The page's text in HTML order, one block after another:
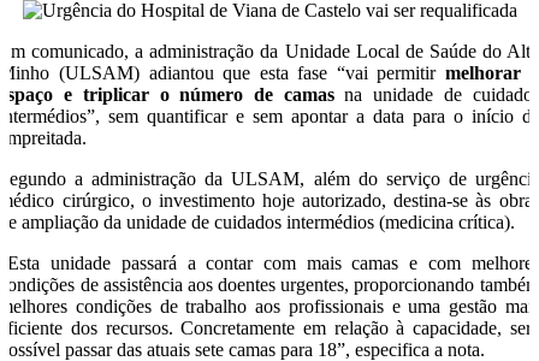
Em comunicado, a administração da Unidade Local de Saúde do Alto
Minho (ULSAM) adiantou que esta fase “vai permitirmelhorar o
espaço e triplicar o número de camasna unidade de cuidados
intermédios”, sem quantificar e sem apontar a data para o início da
empreitada.
Segundo a administração da ULSAM, além do serviço de urgência
médico cirúrgico, o investimento hoje autorizado, destina-se às obras
de ampliação da unidade de cuidados intermédios (medicina crítica).
“Esta unidade passará a contar com mais camas e com melhores
condições de assistência aos doentes urgentes, proporcionando também
melhores condições de trabalho aos profissionais e uma gestão mais
eficiente dos recursos. Concretamente em relação à capacidade, será
possível passar das atuais sete camas para 18”, especifica a nota.